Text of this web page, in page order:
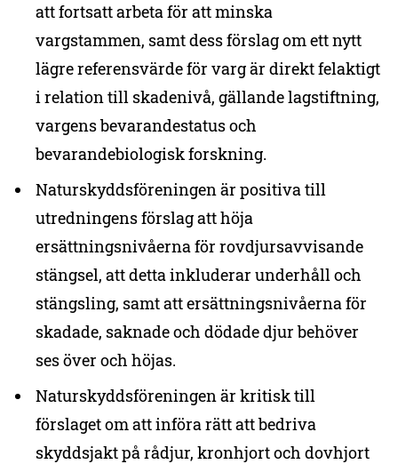
att fortsatt arbeta för att minska
vargstammen, samt dess förslag om ett nytt
lägre referensvärde för varg är direkt felaktigt
i relation till skadenivå, gällande lagstiftning,
vargens bevarandestatus och
bevarandebiologisk forskning.
Naturskyddsföreningen är positiva till
utredningens förslag att höja
ersättningsnivåerna för rovdjursavvisande
stängsel, att detta inkluderar underhåll och
stängsling, samt att ersättningsnivåerna för
skadade, saknade och dödade djur behöver
ses över och höjas.
Naturskyddsföreningen är kritisk till
förslaget om att införa rätt att bedriva
skyddsjakt på rådjur, kronhjort och dovhjort